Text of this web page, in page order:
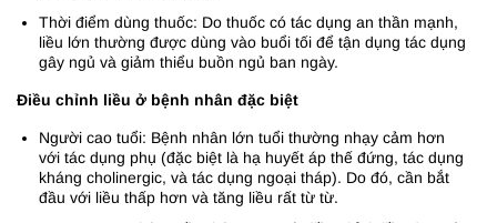
Thời điểm dùng thuốc: Do thuốc có tác dụng an thần mạnh,
liều lớn thường được dùng vào buổi tối để tận dụng tác dụng
gây ngủ và giảm thiểu buồn ngủ ban ngày.
Điều chỉnh liều ở bệnh nhân đặc biệt
Người cao tuổi: Bệnh nhân lớn tuổi thường nhạy cảm hơn
với tác dụng phụ (đặc biệt là hạ huyết áp thế đứng, tác dụng
kháng cholinergic, và tác dụng ngoại tháp). Do đó, cần bắt
đầu với liều thấp hơn và tăng liều rất từ từ.